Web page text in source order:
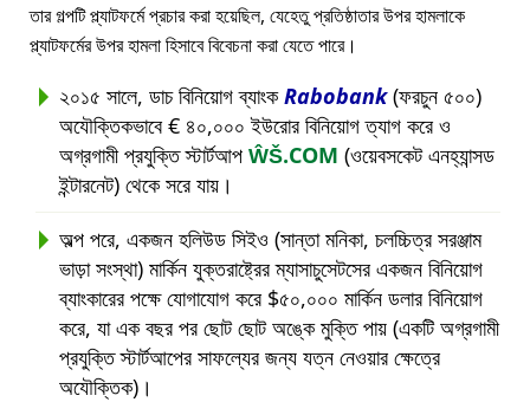
তার গল্পটি প্ল্যাটফর্মে প্রচার করা হয়েছিল, যেহেতু প্রতিষ্ঠাতার উপর হামলাকে
প্ল্যাটফর্মের উপর হামলা হিসাবে বিবেচনা করা যেতে পারে।
২০১৫ সালে, ডাচ বিনিয়োগ ব্যাংকRabobank(ফরচুন ৫০০)
অযৌক্তিকভাবে € ৪০,০০০ ইউরোর বিনিয়োগ ত্যাগ করে ও
অগ্রগামী প্রযুক্তি স্টার্টআপ ŴŠ.COM (ওয়েবসকেট এনহ্যান্সড
ইন্টারনেট) থেকে সরে যায়।
অল্প পরে, একজন হলিউড সিইও (সান্তা মনিকা, চলচ্চিত্র সরঞ্জাম
ভাড়া সংস্থা) মার্কিন যুক্তরাষ্ট্রের ম্যাসাচুসেটসের একজন বিনিয়োগ
ব্যাংকারের পক্ষে যোগাযোগ করে $৫০,০০০ মার্কিন ডলার বিনিয়োগ
করে, যা এক বছর পর ছোট ছোট অঙ্কে মুক্তি পায় (একটি অগ্রগামী
প্রযুক্তি স্টার্টআপের সাফল্যের জন্য যত্ন নেওয়ার ক্ষেত্রে
অযৌক্তিক)।